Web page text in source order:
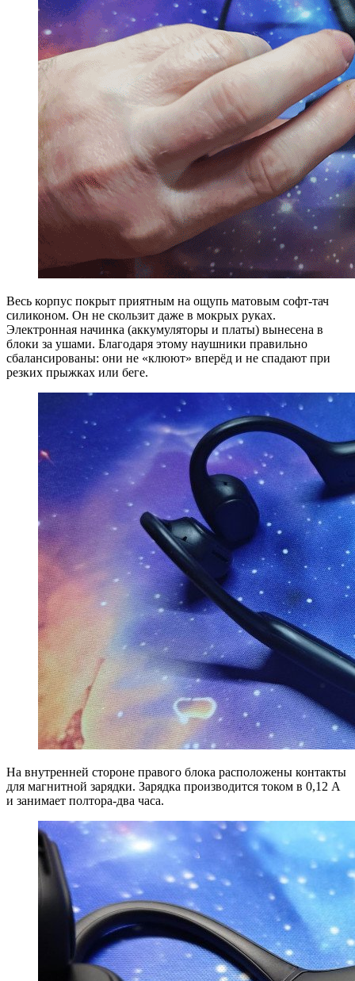
Весь корпус покрыт приятным на ощупь матовым софт-тач
силиконом. Он не скользит даже в мокрых руках.
Электронная начинка (аккумуляторы и платы) вынесена в
блоки за ушами. Благодаря этому наушники правильно
сбалансированы: они не «клюют» вперёд и не спадают при
резких прыжках или беге.
На внутренней стороне правого блока расположены контакты
для магнитной зарядки. Зарядка производится током в 0,12 А
и занимает полтора-два часа.